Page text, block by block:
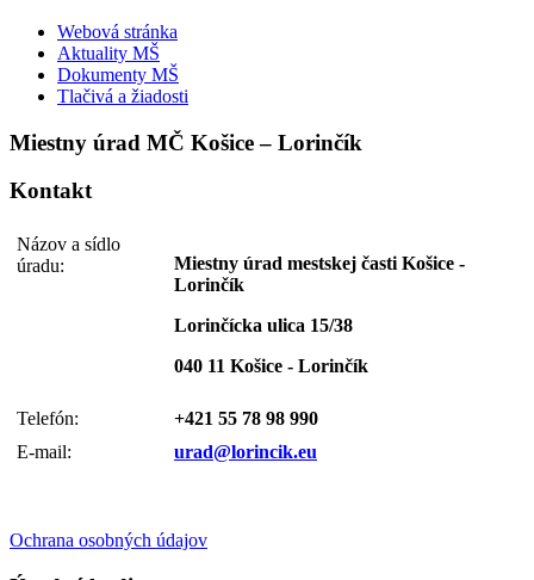
Webová stránka
Aktuality MŠ
Dokumenty MŠ
Tlačivá a žiadosti
Miestny úrad MČ Košice – Lorinčík
Kontakt
Názov a sídlo
úradu:
Miestny úrad mestskej časti Košice -
Lorinčík
Lorinčícka ulica 15/38
040 11 Košice - Lorinčík
Telefón:
+421 55 78 98 990
E-mail:
urad@lorincik.eu
Ochrana osobných údajov